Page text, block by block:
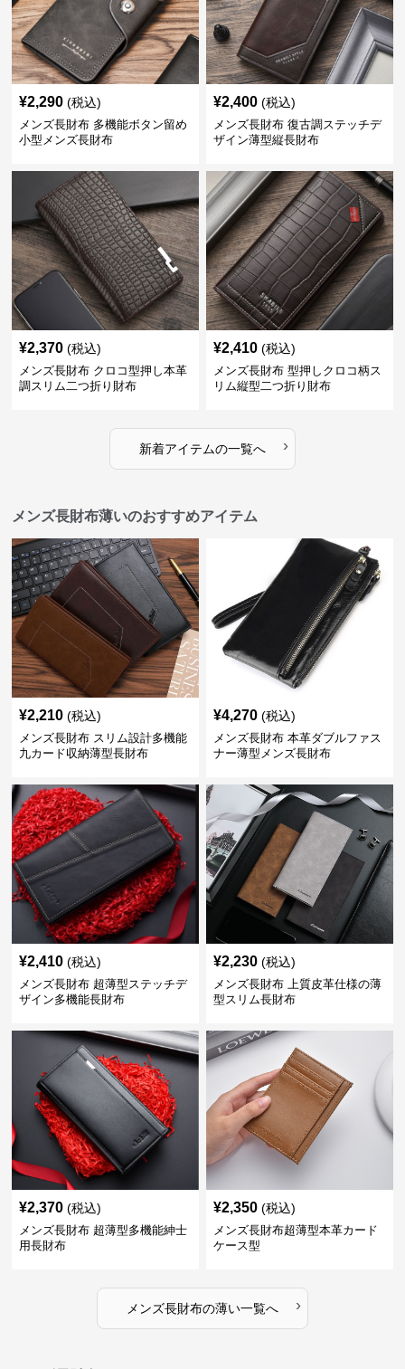
¥2,290 (税込)
メンズ長財布 多機能ボタン留め
小型メンズ長財布
¥2,400 (税込)
メンズ長財布 復古調ステッチデ
ザイン薄型縦長財布
¥2,370 (税込)
メンズ長財布 クロコ型押し本革
調スリム二つ折り財布
¥2,410 (税込)
メンズ長財布 型押しクロコ柄ス
リム縦型二つ折り財布
新着アイテムの一覧へ ›
メンズ長財布薄いのおすすめアイテム
¥2,210 (税込)
メンズ長財布 スリム設計多機能
九カード収納薄型長財布
¥4,270 (税込)
メンズ長財布 本革ダブルファス
ナー薄型メンズ長財布
¥2,410 (税込)
メンズ長財布 超薄型ステッチデ
ザイン多機能長財布
¥2,230 (税込)
メンズ長財布 上質皮革仕様の薄
型スリム長財布
¥2,370 (税込)
メンズ長財布 超薄型多機能紳士
用長財布
¥2,350 (税込)
メンズ長財布超薄型本革カード
ケース型
メンズ長財布の薄い一覧へ ›